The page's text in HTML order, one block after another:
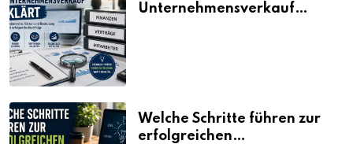
Unternehmensverkauf
Welche Schritte führen zur
erfolgreichen